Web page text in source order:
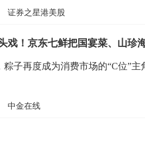
证券之星港美股
戏！京东七鲜把国宴菜、山珍
粽子再度成为消费市场的“C位”主
中金在线